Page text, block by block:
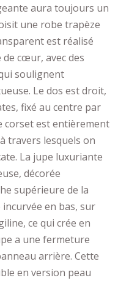
aura toujours un
une robe trapèze
est réalisé
cœur, avec des
soulignent
Le dos est droit,
fixé au centre par
corset est entièrement
travers lesquels on
La jupe luxuriante
décorée
supérieure de la
en bas, sur
ce qui crée en
a une fermeture
arrière. Cette
en version peau